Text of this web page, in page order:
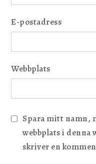
E-postadress
Webbplats
Spara mitt namn,
webbplats i denna
skriver en